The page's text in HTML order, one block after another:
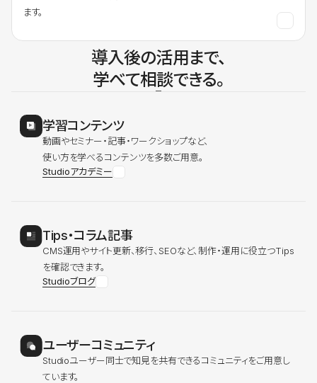
ます。
導入後の活用まで、
学べて相談できる。
学習コンテンツ
動画やセミナー・記事・ワークショップなど、
使い方を学べるコンテンツを多数ご用意。
Studioアカデミー
Tips・コラム記事
CMS運用やサイト更新、移行、SEOなど、制作・運用に役立つTips
を確認できます。
Studioブログ
ユーザーコミュニティ
Studioユーザー同士で知見を共有できるコミュニティをご用意し
ています。